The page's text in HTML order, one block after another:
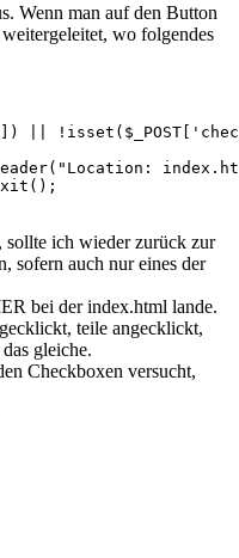
Wenn man auf den Button
wo folgendes
sollte ich wieder zurück zur
sofern auch nur eines der
bei der index.html lande.
teile angecklickt,
gleiche.
Checkboxen versucht,